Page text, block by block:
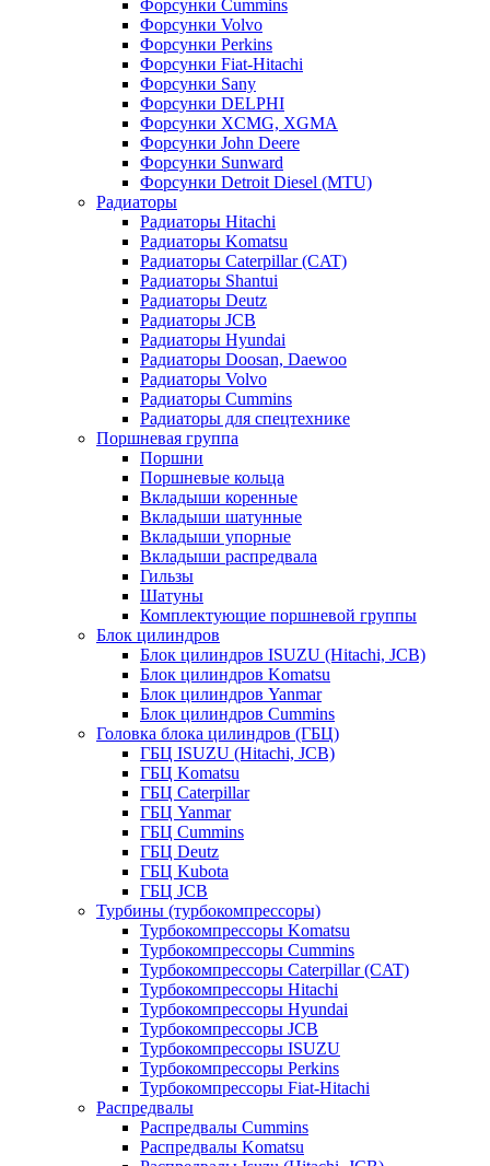
Форсунки Cummins
Форсунки Volvo
Форсунки Perkins
Форсунки Fiat-Hitachi
Форсунки Sany
Форсунки DELPHI
Форсунки XCMG, XGMA
Форсунки John Deere
Форсунки Sunward
Форсунки Detroit Diesel (MTU)
Радиаторы
Радиаторы Hitachi
Радиаторы Komatsu
Радиаторы Caterpillar (CAT)
Радиаторы Shantui
Радиаторы Deutz
Радиаторы JCB
Радиаторы Hyundai
Радиаторы Doosan, Daewoo
Радиаторы Volvo
Радиаторы Cummins
Радиаторы для спецтехнике
Поршневая группа
Поршни
Поршневые кольца
Вкладыши коренные
Вкладыши шатунные
Вкладыши упорные
Вкладыши распредвала
Гильзы
Шатуны
Комплектующие поршневой группы
Блок цилиндров
Блок цилиндров ISUZU (Hitachi, JCB)
Блок цилиндров Komatsu
Блок цилиндров Yanmar
Блок цилиндров Cummins
Головка блока цилиндров (ГБЦ)
ГБЦ ISUZU (Hitachi, JCB)
ГБЦ Komatsu
ГБЦ Caterpillar
ГБЦ Yanmar
ГБЦ Cummins
ГБЦ Deutz
ГБЦ Kubota
ГБЦ JCB
Турбины (турбокомпрессоры)
Турбокомпрессоры Komatsu
Турбокомпрессоры Cummins
Турбокомпрессоры Caterpillar (CAT)
Турбокомпрессоры Hitachi
Турбокомпрессоры Hyundai
Турбокомпрессоры JCB
Турбокомпрессоры ISUZU
Турбокомпрессоры Perkins
Турбокомпрессоры Fiat-Hitachi
Распредвалы
Распредвалы Cummins
Распредвалы Komatsu